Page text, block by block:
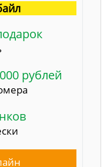
рублей